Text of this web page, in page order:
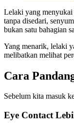
Lelaki yang menyukai
tanpa disedari,
bukan satu bahagian
Yang menarik, lelaki
melibatkan melihat
Cara
Sebelum kita masuk
Eye Contact